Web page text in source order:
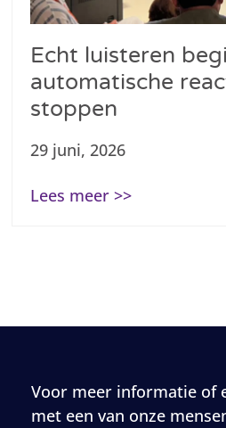
Echt luisteren
automatische
stoppen
29 juni, 2026
Lees meer >>
Voor meer informatie of
met een van onze